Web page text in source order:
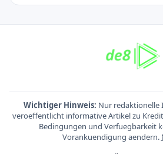
Wichtiger Hinweis: Nur redaktionelle
veroeffentlicht informative Artikel zu
Bedingungen und Verfuegbarkeit
Vorankuendigung aendern.